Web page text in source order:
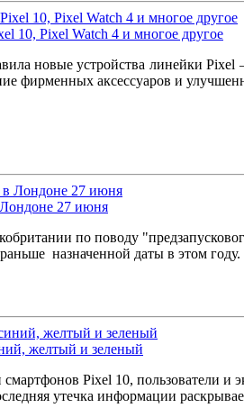
10, Pixel Watch 4 и многое другое
новые устройства линейки
фирменных аксессуаров и
27 июня
по поводу
назначенной даты в этом году.
желтый и зеленый
Pixel 10, пользователи и
утечка информации